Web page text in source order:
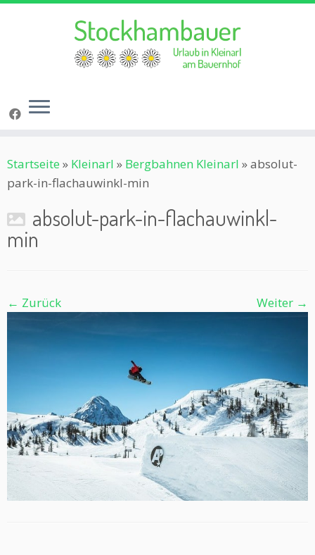
Inhalt
springen
Startseite » Kleinarl » Bergbahnen Kleinarl »absolut-
park-in-flachauwinkl-min
absolut-park-in-flachauwinkl-
min
← Zurück Weiter →